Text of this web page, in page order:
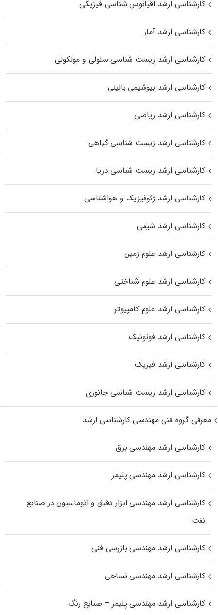
کارشناسی ارشد اقیانوس‌ شناسی فیزیکی
کارشناسی ارشد آمار
کارشناسی ارشد زیست شناسی سلولی و مولکولی
کارشناسی ارشد بیوشیمی بالینی
کارشناسی ارشد ریاضی
کارشناسی ارشد زیست‌ شناسی گیاهی
کارشناسی ارشد زیست‌ شناسی دریا
کارشناسی ارشد ژئوفیزیک و هواشناسی
کارشناسی ارشد شیمی
کارشناسی ارشد علوم زمین
کارشناسی ارشد علوم شناختی
کارشناسی ارشد علوم کامپیوتر
کارشناسی ارشد فوتونیک
کارشناسی ارشد فیزیک
کارشناسی ارشد زیست‌ شناسی جانوری
معرفی گروه فنی مهندسی کارشناسی ارشد
کارشناسی ارشد مهندسی برق
کارشناسی ارشد مهندسی پلیمر
کارشناسی ارشد مهندسی ابزار دقیق و اتوماسیون در صنایع
نفت
کارشناسی ارشد مهندسی بازرسی فنی
کارشناسی ارشد مهندسی نساجی
کارشناسی ارشد مهندسی پلیمر – صنایع رنگ